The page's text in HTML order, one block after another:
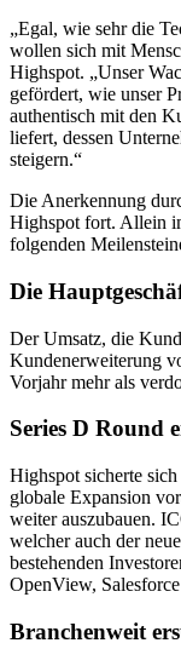
„Egal, wie sehr die
wollen sich mit
Highspot. „Unser
gefördert, wie unser
authentisch mit den
liefert, dessen
steigern.“
Die Anerkennung
Highspot fort. Allein
folgenden
Die
Der Umsatz, die
Kundenerweiterung
Vorjahr mehr als
Series D Round
Highspot sicherte
globale Expansion
weiter auszubauen.
welcher auch der
bestehenden
OpenView,
Branchenweit